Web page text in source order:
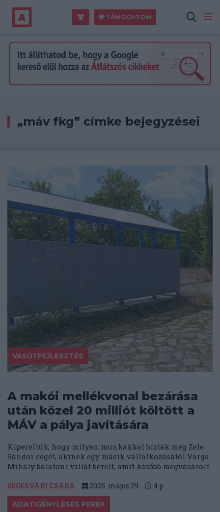
TÁMOGATOM
„máv fkg” címke bejegyzései
VASÚTFEJLESZTÉS
A makói mellékvonal bezárása
után közel 20 milliót költött a
MÁV a pálya javítására
Kipereltük, hogy milyen munkákkal bízták meg Zele
Sándor cégét, akinek egy másik vállalkozásától Varga
Mihály balatoni villát bérelt, amit később megvásárolt.
SEGESVÁRI CSABA 2025. május 29. 4 p
ADATIGÉNYLÉSES PEREK